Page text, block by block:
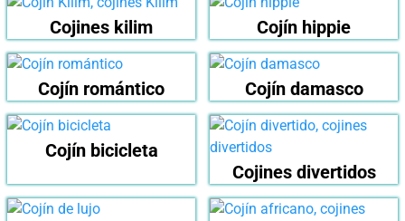
Cojines kilim Cojín hippie
Cojín romántico Cojín damasco
Cojín bicicleta
Cojines divertidos